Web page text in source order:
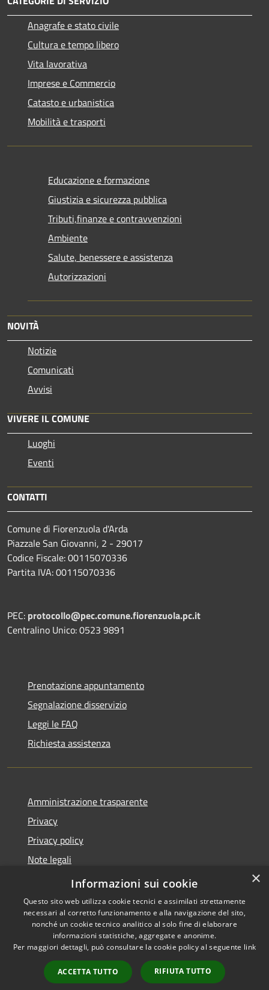
Anagrafe e stato civile
Cultura e tempo libero
Vita lavorativa
Imprese e Commercio
Catasto e urbanistica
Mobilità e trasporti
Educazione e formazione
Giustizia e sicurezza pubblica
Tributi,finanze e contravvenzioni
Ambiente
Salute, benessere e assistenza
Autorizzazioni
NOVITÀ
Notizie
Comunicati
Avvisi
VIVERE IL COMUNE
Luoghi
Eventi
CONTATTI
Comune di Fiorenzuola d'Arda
Piazzale San Giovanni, 2 - 29017
Codice Fiscale: 00115070336
Partita IVA: 00115070336
PEC: protocollo@pec.comune.fiorenzuola.pc.it
Centralino Unico: 0523 9891
Prenotazione appuntamento
Segnalazione disservizio
Leggi le FAQ
Richiesta assistenza
Amministrazione trasparente
Privacy
Privacy policy
Note legali
Dichiarazione di accessibilità
Accessibilità
Copyright © 2026 • Comune di
Fiorenzuola d'Arda • Powered
byMunicipium
Accesso
redazione
×
Informazioni sui cookie
Questo sito web utilizza cookie tecnici e assimilati strettamente
necessari al corretto funzionamento e alla navigazione del sito,
nonché un cookie tecnico analitico al solo fine di elaborare
informazioni statistiche, aggregate e anonime.
Per maggiori dettagli, può consultare la cookie policy al seguente link
ACCETTA TUTTO RIFIUTA TUTTO